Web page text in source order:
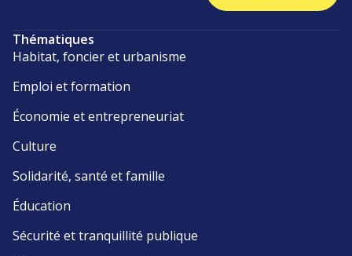
Thématiques
Habitat, foncier et urbanisme
Emploi et formation
Économie et entrepreneuriat
Culture
Solidarité, santé et famille
Éducation
Sécurité et tranquillité publique